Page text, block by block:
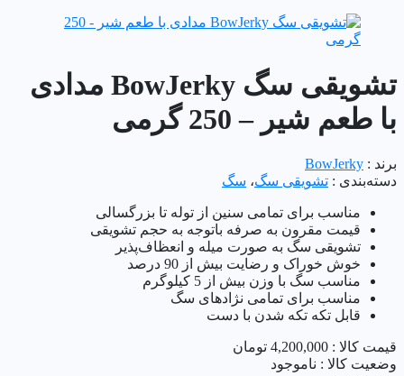
تشویقی سگ BowJerky مدادی
با طعم شیر – 250 گرمی
برند : BowJerky
دسته‌بندی : تشویقی سگ، سگ
مناسب برای تمامی سنین از توله تا بزرگسالی
قیمت مقرون به صرفه باتوجه به حجم تشویقی
تشویقی سگ به صورت میله و انعظاف‌پذیر
خوش خوراک و رضایت بیش از 90 درصد
مناسب سگ با وزن بیش از 5 کیلوگرم
مناسب برای تمامی نژادهای سگ
قابل تکه تکه شدن با دست
قیمت کالا : 4,200,000 تومان
وضعیت کالا : ناموجود